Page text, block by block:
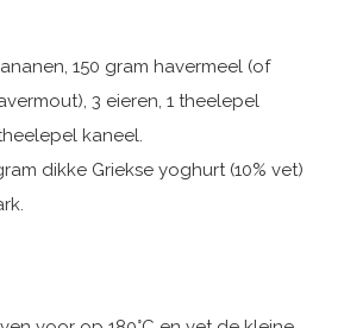
150 gram havermeel (of
3 eieren, 1 theelepel
kaneel.
dikke Griekse yoghurt (10% vet)